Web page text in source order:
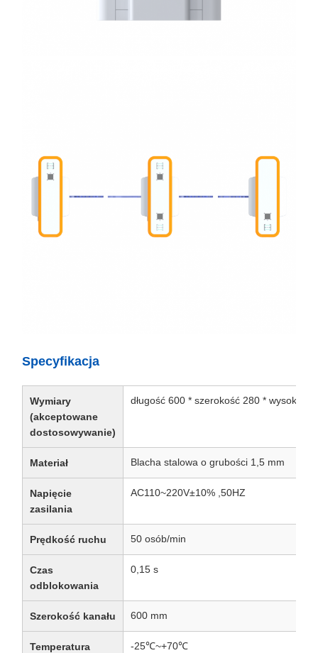
Specyfikacja
Wymiary
(akceptowane
dostosowywanie)
długość 600 * szerokość 280 * wysokość
Materiał Blacha stalowa o grubości 1,5 mm
Napięcie
zasilania
AC110~220V±10% ,50HZ
Prędkość ruchu 50 osób/min
Czas
odblokowania
0,15 s
Szerokość kanału 600 mm
Temperatura
-25℃~+70℃